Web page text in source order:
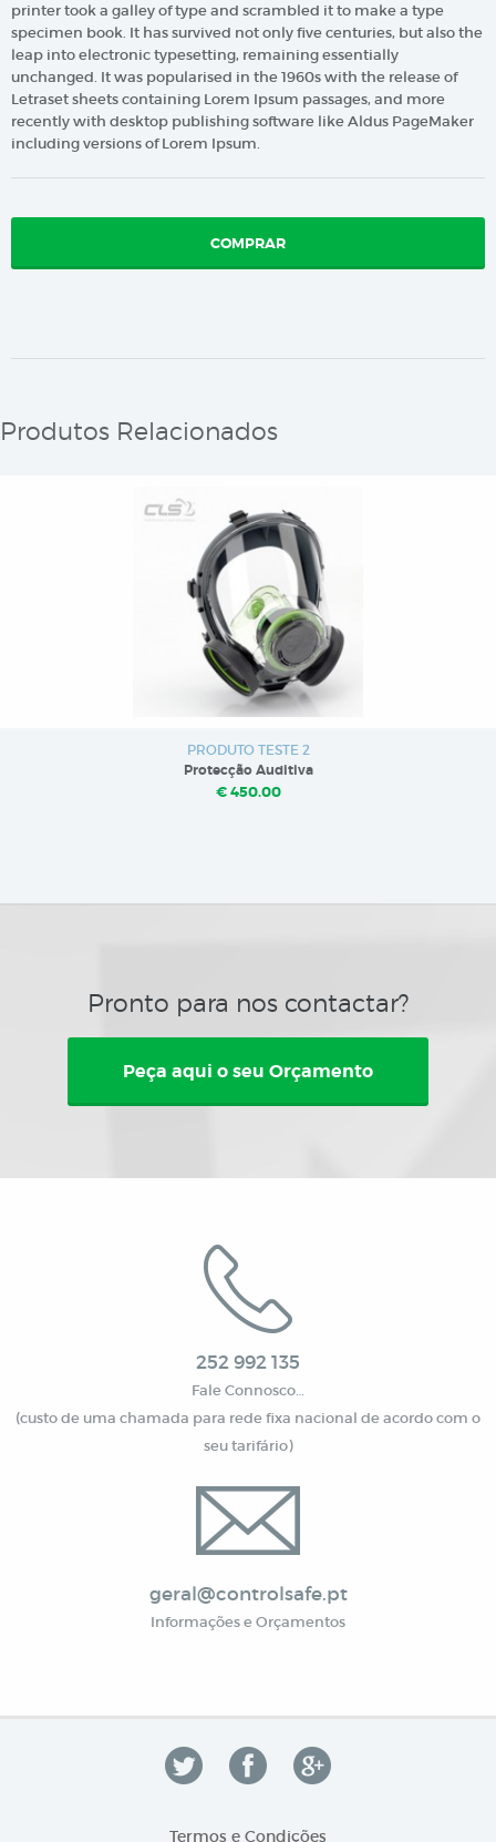
printer took a galley of type and scrambled it to make a type
specimen book. It has survived not only five centuries, but also the
leap into electronic typesetting, remaining essentially
unchanged. It was popularised in the 1960s with the release of
Letraset sheets containing Lorem Ipsum passages, and more
recently with desktop publishing software like Aldus PageMaker
including versions of Lorem Ipsum.
COMPRAR
Produtos Relacionados
PRODUTO TESTE 2
Protecção Auditiva
€ 450.00
Pronto para nos contactar?
Peça aqui o seu Orçamento
252 992 135
Fale Connosco…
(custo de uma chamada para rede fixa nacional de acordo com o
seu tarifário)
geral@controlsafe.pt
Informações e Orçamentos
Termos e Condições